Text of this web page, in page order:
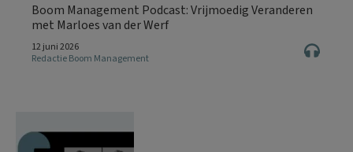
Boom Management Podcast: Vrijmoedig Veranderen
met Marloes van der Werf
12 juni 2026
Redactie Boom Management